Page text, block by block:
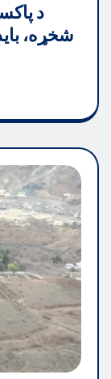
د
شخړه،